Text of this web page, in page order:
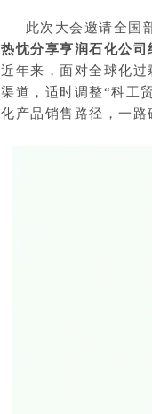
此次大会邀请全国部
热忱分享亨润石化公司
近年来，面对全球化
渠道，适时调整“科工
化产品销售路径，一